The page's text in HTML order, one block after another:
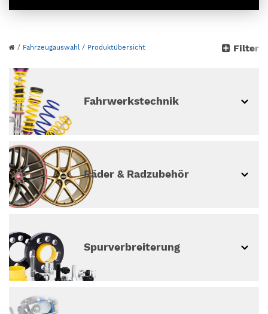
aus
weiter ohne Fahrzeugauswahl
/ Fahrzeugauswahl / Produktübersicht Filter
Fahrwerkstechnik
Räder & Radzubehör
Spur­ver­breiterung